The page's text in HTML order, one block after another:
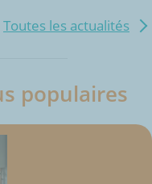
Toutes les actualités
populaires